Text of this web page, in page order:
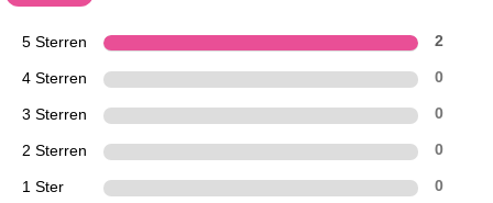
5 Sterren 2
4 Sterren 0
3 Sterren 0
2 Sterren 0
1 Ster 0